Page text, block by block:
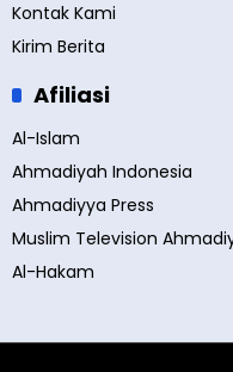
Kontak Kami
Kirim Berita
Afiliasi
Al-Islam
Ahmadiyah Indonesia
Ahmadiyya Press
Muslim Television
Al-Hakam